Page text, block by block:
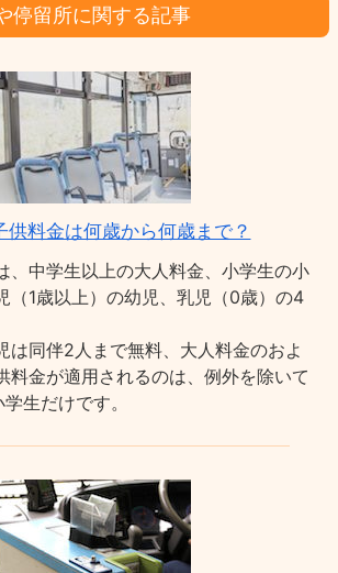
停留所に関する記事
供料金は何歳から何歳まで？
、中学生以上の大人料金、小学生の小
（1歳以上）の幼児、乳児（0歳）の4
は同伴2人まで無料、大人料金のおよ
料金が適用されるのは、例外を除いて
生だけです。